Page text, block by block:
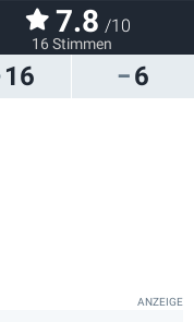
16 6
7.8 /10
16 Stimmen